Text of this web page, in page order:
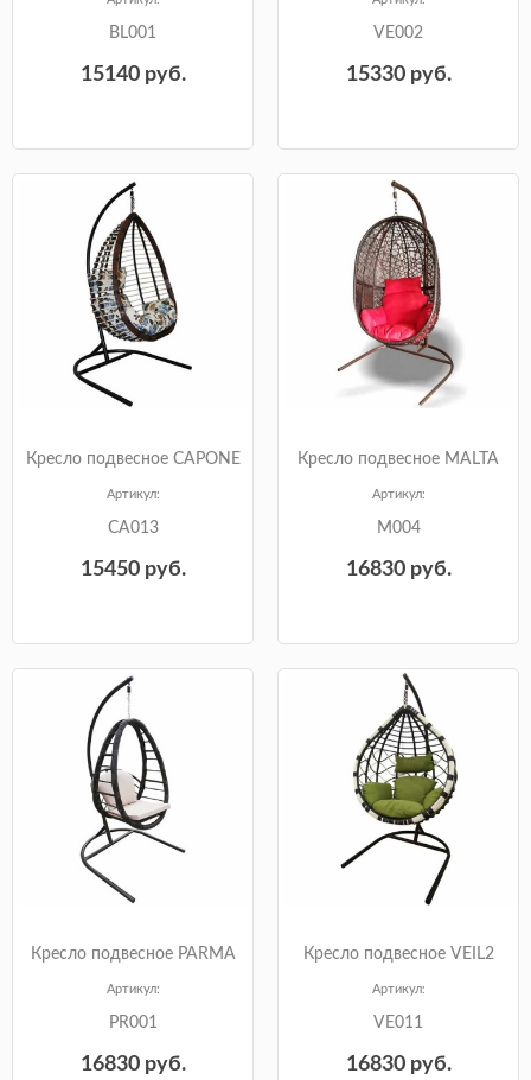
BL001
15140руб.
VE002
15330руб.
Кресло подвесное CAPONE
Артикул:
CA013
15450руб.
Кресло подвесное MALTA
Артикул:
M004
16830руб.
Кресло подвесное PARMA
Артикул:
PR001
16830руб.
Кресло подвесное VEIL2
Артикул:
VE011
16830руб.